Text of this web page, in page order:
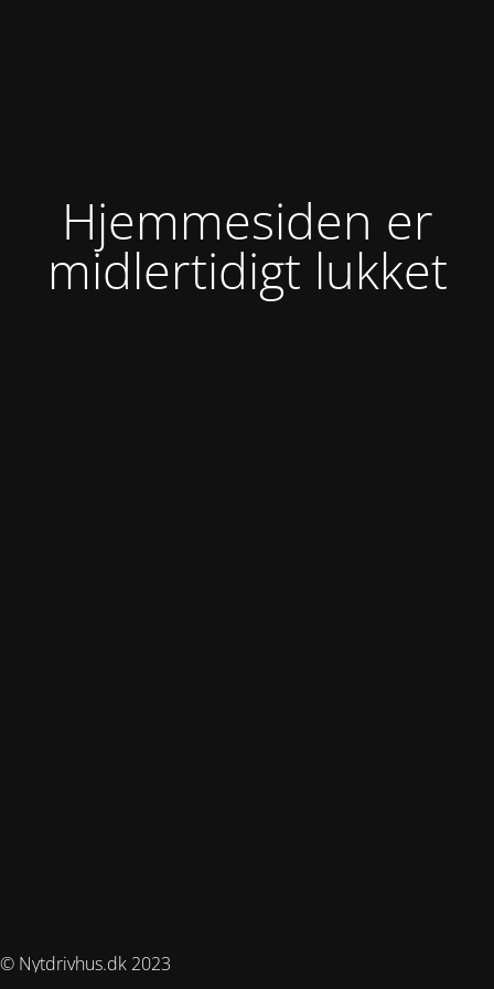
Hjemmesiden er
midlertidigt lukket
© Nytdrivhus.dk 2023